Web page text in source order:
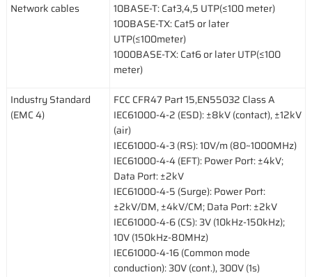
Network cables
10BASE-T: Cat3,4,5 UTP(≤100 meter)
100BASE-TX: Cat5 or later
UTP(≤100meter)
1000BASE-TX: Cat6 or later UTP(≤100
meter)
Industry Standard
(EMC 4)
FCC CFR47 Part 15,EN55032 Class A
IEC61000-4-2 (ESD): ±8kV (contact), ±12kV
(air)
IEC61000-4-3 (RS): 10V/m (80~1000MHz)
IEC61000-4-4 (EFT): Power Port: ±4kV;
Data Port: ±2kV
IEC61000-4-5 (Surge): Power Port:
±2kV/DM, ±4kV/CM; Data Port: ±2kV
IEC61000-4-6 (CS): 3V (10kHz-150kHz);
10V (150kHz-80MHz)
IEC61000-4-16 (Common mode
conduction): 30V (cont.), 300V (1s)